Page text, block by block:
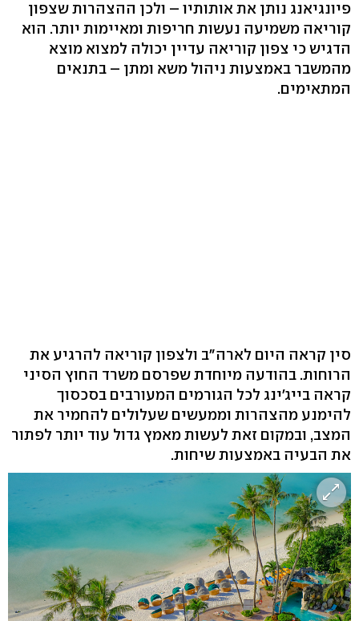
פיונגיאנג נותן את אותותיו – ולכן ההצהרות שצפון
קוריאה משמיעה נעשות חריפות ומאיימות יותר. הוא
הדגיש כי צפון קוריאה עדיין יכולה למצוא מוצא
מהמשבר באמצעות ניהול משא ומתן – בתנאים
המתאימים.
סין קראה היום לארה"ב ולצפון קוריאה להרגיע את
הרוחות. בהודעה מיוחדת שפרסם משרד החוץ הסיני
קראה בייג'ינג לכל הגורמים המעורבים בסכסוך
להימנע מהצהרות וממעשים שעלולים להחמיר את
המצב, ובמקום זאת לעשות מאמץ גדול עוד יותר לפתור
את הבעיה באמצעות שיחות.